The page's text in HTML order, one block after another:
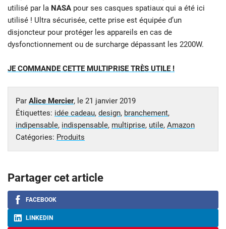
utilisé par la NASA pour ses casques spatiaux qui a été ici
utilisé ! Ultra sécurisée, cette prise est équipée d’un
disjoncteur pour protéger les appareils en cas de
dysfonctionnement ou de surcharge dépassant les 2200W.
JE COMMANDE CETTE MULTIPRISE TRÈS UTILE !
Par Alice Mercier, le 21 janvier 2019
Étiquettes: idée cadeau, design, branchement,
indipensable, indispensable, multiprise, utile, Amazon
Catégories: Produits
Partager cet article
FACEBOOK
LINKEDIN